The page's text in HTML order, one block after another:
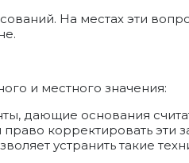
На местах эти
и местного значения:
дающие основания
корректировать эти
устранить такие